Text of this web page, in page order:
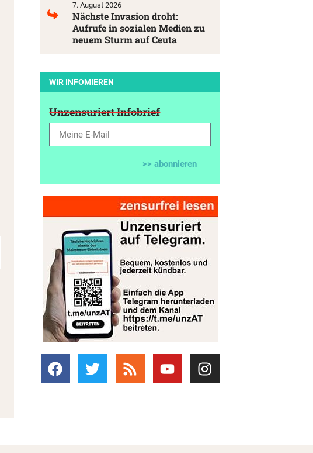
7. August 2026
Nächste Invasion droht:
Aufrufe in sozialen Medien zu
neuem Sturm auf Ceuta
WIR INFOMIEREN
Unzensuriert Infobrief
>> abonnieren